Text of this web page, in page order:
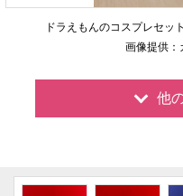
ドラえもんのコスプレセッ
画像提供：
他